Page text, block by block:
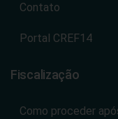
Contato
Portal CREF14
Fiscalização
Como proceder